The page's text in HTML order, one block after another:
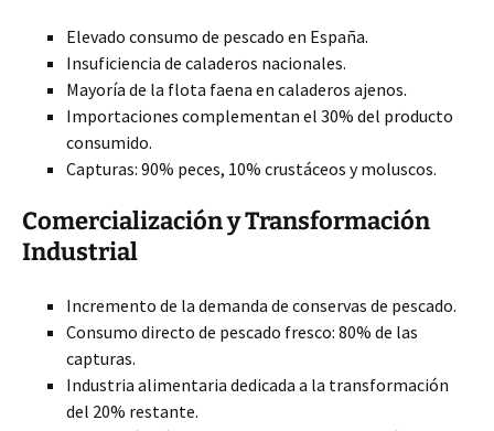
Elevado consumo de pescado en España.
Insuficiencia de caladeros nacionales.
Mayoría de la flota faena en caladeros ajenos.
Importaciones complementan el 30% del producto
consumido.
Capturas: 90% peces, 10% crustáceos y moluscos.
Comercialización y Transformación
Industrial
Incremento de la demanda de conservas de pescado.
Consumo directo de pescado fresco: 80% de las
capturas.
Industria alimentaria dedicada a la transformación
del 20% restante.